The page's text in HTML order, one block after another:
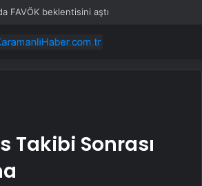
FAVÖK beklentisini aştı
Takibi Sonrası